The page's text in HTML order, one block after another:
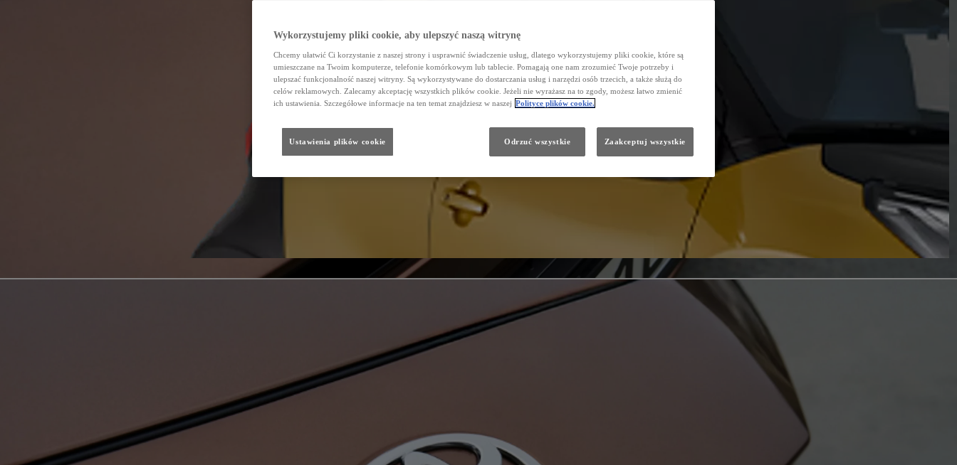
Wykorzystujemy pliki cookie, aby ulepszyć naszą witrynę
Chcemy ułatwić Ci korzystanie z naszej strony i usprawnić świadczenie usług, dlatego wykorzystujemy pliki cookie, które są
umieszczane na Twoim komputerze, telefonie komórkowym lub tablecie. Pomagają one nam zrozumieć Twoje potrzeby i
ulepszać funkcjonalność naszej witryny. Są wykorzystywane do dostarczania usług i narzędzi osób trzecich, a także służą do
celów reklamowych. Zalecamy akceptację wszystkich plików cookie. Jeżeli nie wyrażasz na to zgody, możesz łatwo zmienić
ich ustawienia. Szczegółowe informacje na ten temat znajdziesz w naszej Polityce plików cookie.
Ustawienia plików cookie Odrzuć wszystkie Zaakceptuj wszystkie